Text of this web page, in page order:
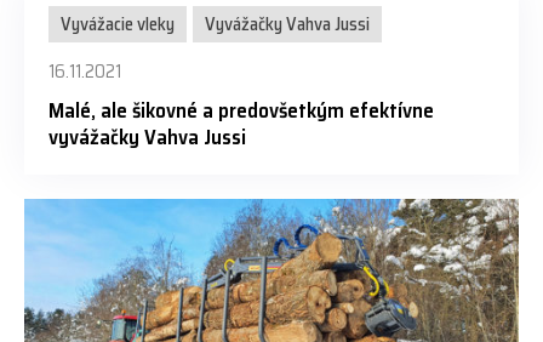
Vyvážacie vleky
Vyvážačky Vahva Jussi
16.11.2021
Malé, ale šikovné a predovšetkým efektívne
vyvážačky Vahva Jussi